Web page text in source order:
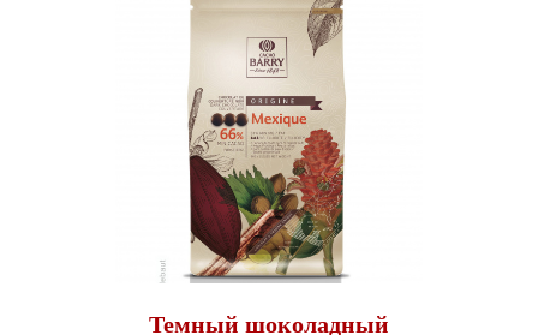
Темный шоколадный